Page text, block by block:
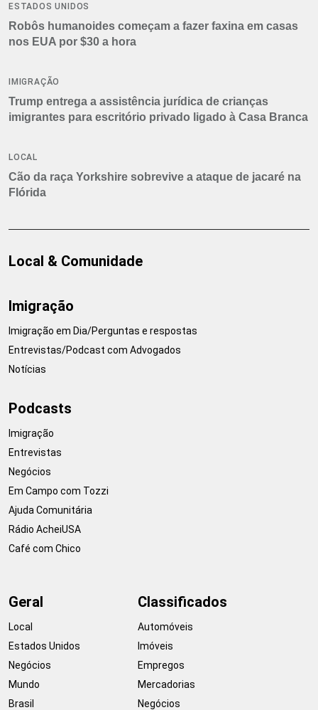
ESTADOS UNIDOS
Robôs humanoides começam a fazer faxina em casas
nos EUA por $30 a hora
IMIGRAÇÃO
Trump entrega a assistência jurídica de crianças
imigrantes para escritório privado ligado à Casa Branca
LOCAL
Cão da raça Yorkshire sobrevive a ataque de jacaré na
Flórida
Local & Comunidade
Imigração
Imigração em Dia/Perguntas e respostas
Entrevistas/Podcast com Advogados
Notícias
Podcasts
Imigração
Entrevistas
Negócios
Em Campo com Tozzi
Ajuda Comunitária
Rádio AcheiUSA
Café com Chico
Geral
Local
Estados Unidos
Negócios
Mundo
Brasil
Classificados
Automóveis
Imóveis
Empregos
Mercadorias
Negócios